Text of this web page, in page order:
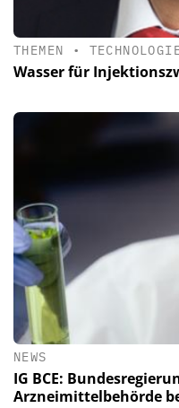
THEMEN •
Wasser für
NEWS
IG BCE:
Arzneimittelbehörde